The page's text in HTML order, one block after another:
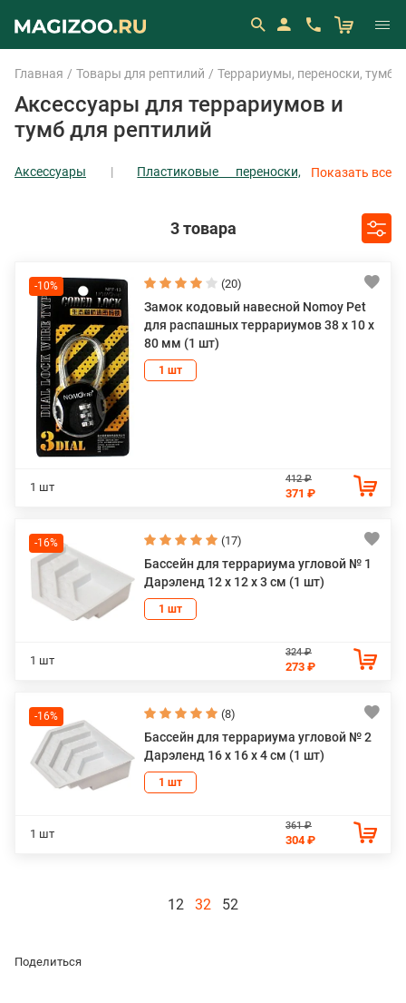
Главная Товары для рептилий Террариумы, переноски, тумбы
Аксессуары для террариумов и
тумб для рептилий
Аксессуары
Пластиковые переноски,
Показать все
3 товара
-10% (20)
Замок кодовый навесной Nomoy Pet
для распашных террариумов 38 х 10 х
80 мм (1 шт)
1 шт
1 шт
412 ₽
371 ₽
-16% (17)
Бассейн для террариума угловой № 1
Дарэленд 12 х 12 х 3 см (1 шт)
1 шт
1 шт
324 ₽
273 ₽
-16% (8)
Бассейн для террариума угловой № 2
Дарэленд 16 х 16 х 4 см (1 шт)
1 шт
1 шт
361 ₽
304 ₽
12 32 52
Поделиться